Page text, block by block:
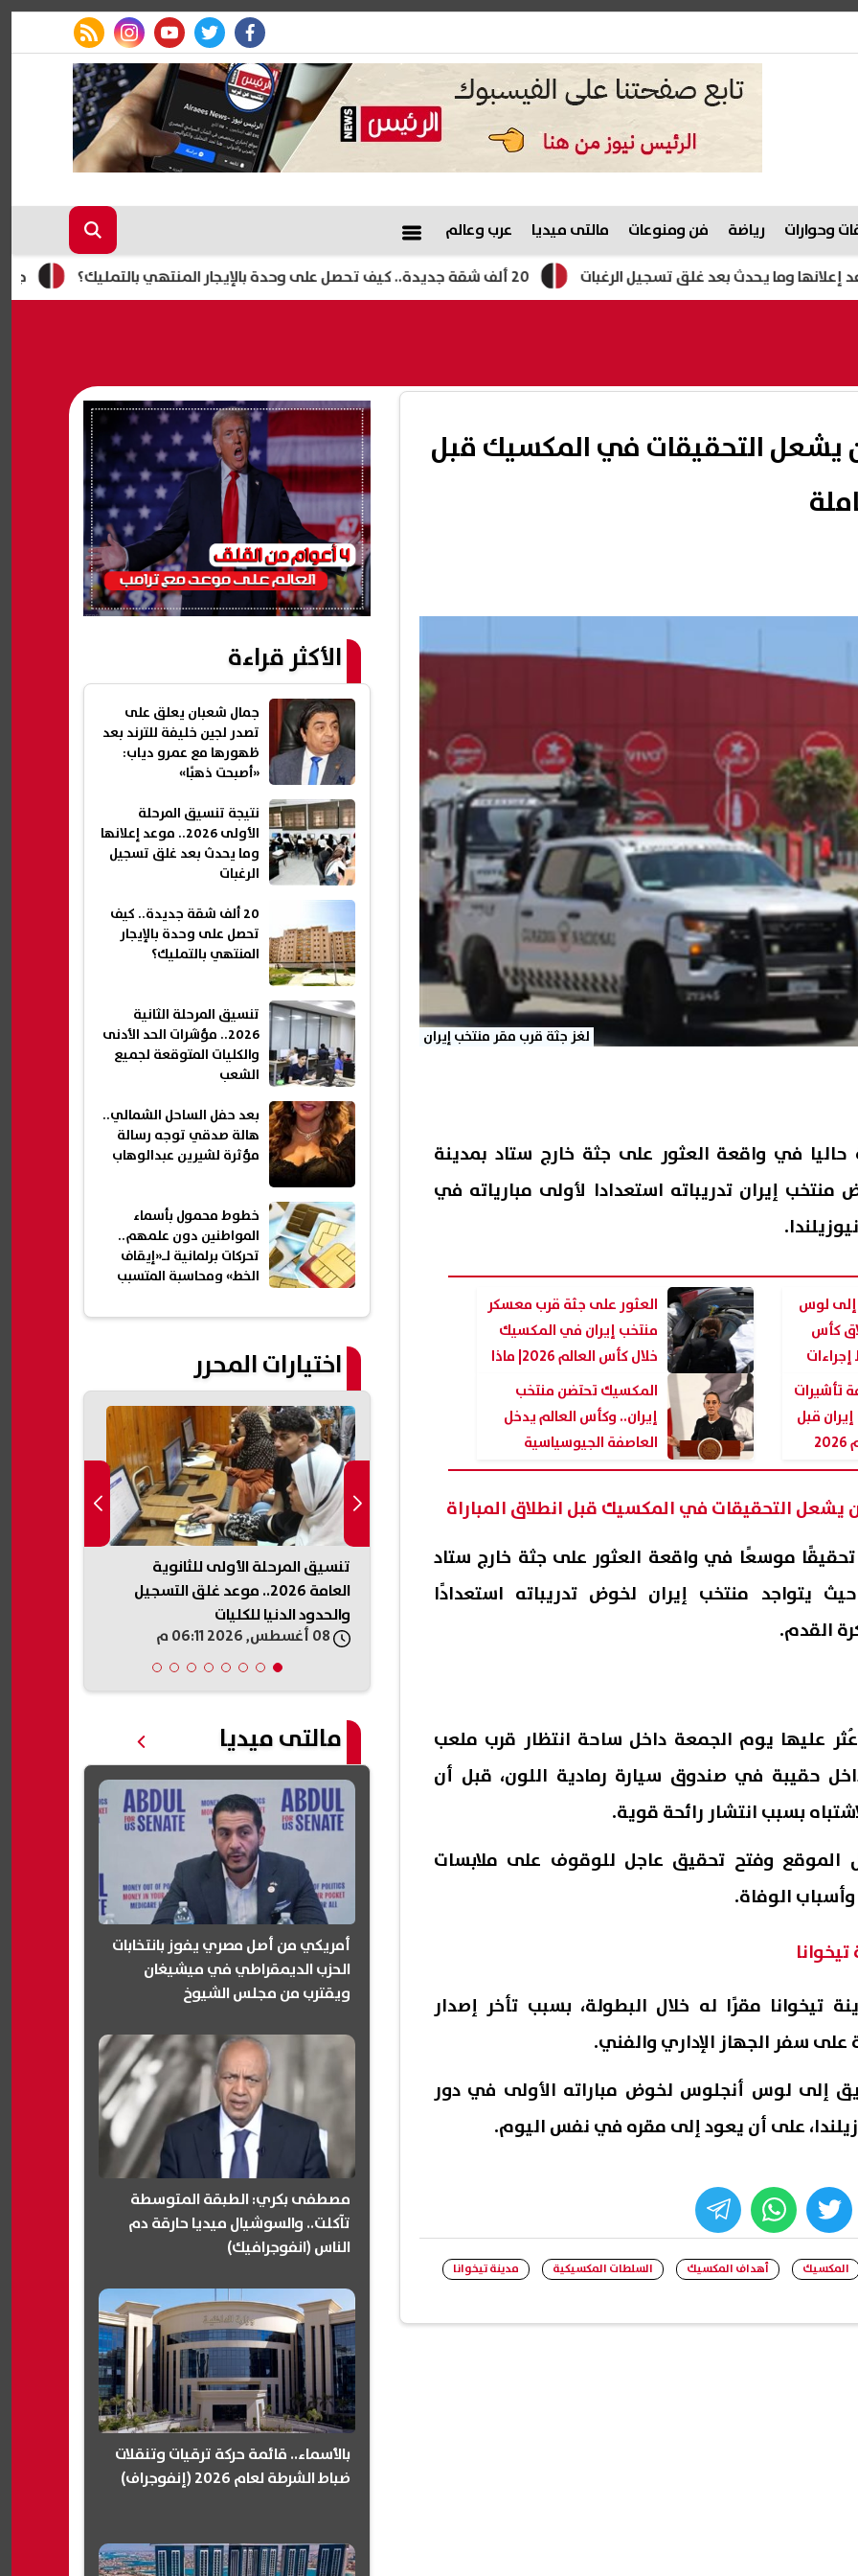
facebook
twitter
youtube
instagram
rss feed
وحوارات رياضة فن ومنوعات مالتى ميديا عرب وعالم
جمال شعبان 20 ألف شقة جديدة.. كيف تحصل على وحدة بالإيجار المنتهي بالتمليك؟
يشعل التحقيقات في المكسيك قبل
لغز جثة قرب مقر منتخب إيران
في واقعة العثور على جثة خارج ستاد بمدينة
منتخب إيران تدريباته استعدادا لأولى مبارياته في
إلى لوس
كأس
وسط إجراءات
العثور على جثة قرب معسكر
منتخب إيران في المكسيك
خلال كأس العالم 2026| ماذا
حدث؟!
تأشيرات
قبل
المكسيك تحتضن منتخب
إيران.. وكأس العالم يدخل
العاصفة الجيوسياسية
يشعل التحقيقات في المكسيك قبل انطلاق المباراة
موسعًا في واقعة العثور على جثة خارج ستاد
حيث يتواجد منتخب إيران لخوض تدريباته استعدادًا
القدم.
عليها يوم الجمعة داخل ساحة انتظار قرب ملعب
حقيبة في صندوق سيارة رمادية اللون، قبل أن
بسبب انتشار رائحة قوية.
وفتح تحقيق عاجل للوقوف على ملابسات
الوفاة.
تيخوانا مقرًا له خلال البطولة، بسبب تأخر إصدار
على سفر الجهاز الإداري والفني.
إلى لوس أنجلوس لخوض مباراته الأولى في دور
على أن يعود إلى مقره في نفس اليوم.
twitter
whats
المكسيك أهداف المكسيك السلطات المكسيكية مدينة تيخوانا
الأكثر قراءة
جمال شعبان يعلق على
تصدر لجين خليفة للترند بعد
ظهورها مع عمرو دياب:
«أصبحت ذهبًا»
نتيجة تنسيق المرحلة
الأولى 2026.. موعد إعلانها
وما يحدث بعد غلق تسجيل
الرغبات
20 ألف شقة جديدة.. كيف
تحصل على وحدة بالإيجار
المنتهي بالتمليك؟
تنسيق المرحلة الثانية
2026.. مؤشرات الحد الأدنى
والكليات المتوقعة لجميع
الشعب
بعد حفل الساحل الشمالي..
هالة صدقي توجه رسالة
مؤثرة لشيرين عبدالوهاب
خطوط محمول بأسماء
المواطنين دون علمهم..
تحركات برلمانية لـ«إيقاف
الخط» ومحاسبة المتسبب
اختيارات المحرر
تنسيق المرحلة الثانية 2026..
الحد الأدنى والكليات
جمال شعبان يعلق على تصدر لجين
خليفة للترند بعد ظهورها مع عمرو
تنسيق المرحلة الأولى للثانوية
العامة 2026.. موعد غلق التسجيل
والحدود الدنيا للكليات
مالتى ميديا
أمريكي من أصل مصري يفوز بانتخابات
الحزب الديمقراطي في ميشيغان
ويقترب من مجلس الشيوخ
مصطفى بكري: الطبقة المتوسطة
تآكلت.. والسوشيال ميديا حارقة دم
الناس (انفوجرافيك)
بالأسماء.. قائمة حركة ترقيات وتنقلات
ضباط الشرطة لعام 2026 (إنفوجراف)